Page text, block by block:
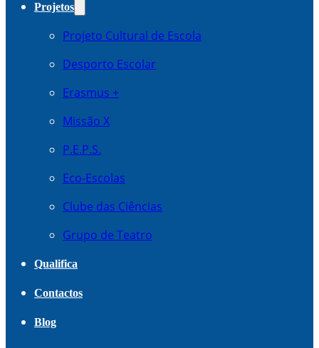
Projetos
Projeto Cultural de Escola
Desporto Escolar
Erasmus +
Missão X
P.E.P.S.
Eco-Escolas
Clube das Ciências
Grupo de Teatro
Qualifica
Contactos
Blog